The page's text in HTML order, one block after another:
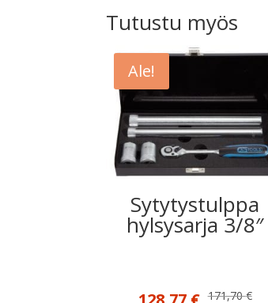
Tutustu myös
Ale!
Sytytystulppa
hylsysarja 3/8″
171,70€
Alkuperäinen
Nykyinen